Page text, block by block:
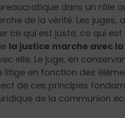
dans un rôle
de la vérité. Les juges,
ce qui est juste, ce qui
la justice marche avec
elle. Le juge, en
en fonction des
de ces principes
de la communion